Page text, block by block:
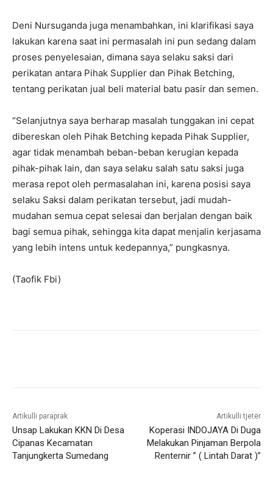
Deni Nursuganda juga menambahkan, ini klarifikasi saya
lakukan karena saat ini permasalah ini pun sedang dalam
proses penyelesaian, dimana saya selaku saksi dari
perikatan antara Pihak Supplier dan Pihak Betching,
tentang perikatan jual beli material batu pasir dan semen.
“Selanjutnya saya berharap masalah tunggakan ini cepat
dibereskan oleh Pihak Betching kepada Pihak Supplier,
agar tidak menambah beban-beban kerugian kepada
pihak-pihak lain, dan saya selaku salah satu saksi juga
merasa repot oleh permasalahan ini, karena posisi saya
selaku Saksi dalam perikatan tersebut, jadi mudah-
mudahan semua cepat selesai dan berjalan dengan baik
bagi semua pihak, sehingga kita dapat menjalin kerjasama
yang lebih intens untuk kedepannya,” pungkasnya.
(Taofik Fbi)
Artikulli paraprak
Unsap Lakukan KKN Di Desa
Cipanas Kecamatan
Tanjungkerta Sumedang
Artikulli tjetër
Koperasi INDOJAYA Di Duga
Melakukan Pinjaman Berpola
Renternir ” ( Lintah Darat )”